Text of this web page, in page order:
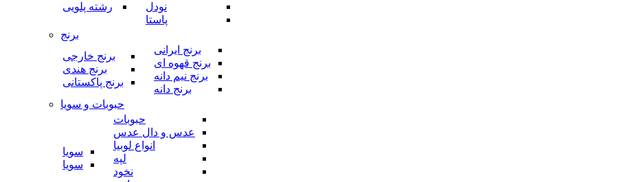
نودل
پاستا
رشته پلویی
برنج
برنج ایرانی
برنج قهوه ای
برنج نیم دانه
برنج دانه
برنج خارجی
برنج هندی
برنج پاکستانی
حبوبات و سویا
حبوبات
عدس و دال عدس
انواع لوبیا
لپه
نخود
سویا
سویا